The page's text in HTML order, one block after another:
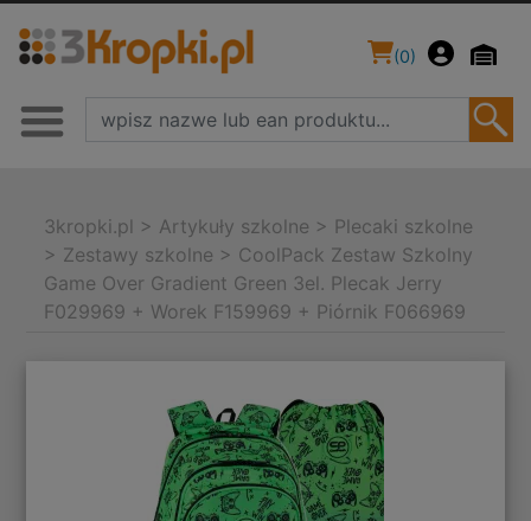
(0)
3kropki.pl > Artykuły szkolne > Plecaki szkolne
> Zestawy szkolne > CoolPack Zestaw Szkolny
Game Over Gradient Green 3el. Plecak Jerry
F029969 + Worek F159969 + Piórnik F066969